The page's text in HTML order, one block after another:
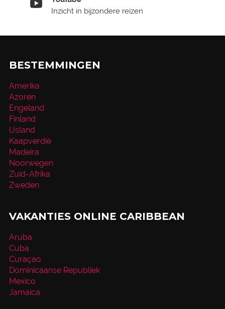
Inzicht in bijzondere reizen
BESTEMMINGEN
Amerika
Azoren
Engeland
Finland
IJsland
Kaapverdië
Madeira
Noorwegen
Zuid-Afrika
Zweden
VAKANTIES ONLINE CARIBBEAN
Aruba
Cuba
Curaçao
Dominicaanse Republiek
Mexico
Jamaica